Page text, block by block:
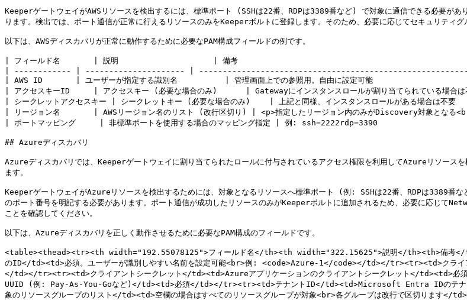
KeeperゲートウェイがAWSリソースを検出するには、標準ポート (SSHは22番、RDPは3389番など) で対象に通信できる必要があ
ります。検出では、ポート通信が正常に行えるリソースのみをKeeperボルトに登録します。そのため、必要に応じてセキュリティグ
以下は、AWSディスカバリが正常に動作するために必要なPAM構成フィールドの例です。
| フィールド名       | 説明                    | 備考
| ------------ | --------------------- |
| AWS ID       | ユーザーが指定する識別名          | 管理画面上での参照用。自由に設定可能
| アクセスキーID     | アクセスキー (必要な場合のみ)      | Gatewayにインスタンスロールが割り当てられ
| シークレットアクセスキー | シークレットキー (必要な場合のみ)    | 上記と同様、インスタンスロール
| リージョン名       | AWSリージョン名のリスト (改行区切り) | <p>指定したリージョン内のみがDiscovery対象と
| ポートマッピング     | 非標準ポートを使用する場合のマッピング指定 | 例: ssh=2222rdp=3390
## Azureディスカバリ
Azureディスカバリでは、Keeperゲートウェイに割り当てられたロールに付与されているアクセス権限を利用してAzureリソース
ます。
KeeperゲートウェイがAzureリソースを検出するためには、対象となるリソースへ標準ポート (例: SSHは22番、RDPは3389番
のポート番号を明記する必要があります。ポート通信が成功したリソースのみがKeeperボルトに追加されるため、必要に応じ
ことを確認してください。
以下は、Azureディスカバリを正しく動作させるために必要なPAM構成のフィールドです。
<table><thead><tr><th width="192.55078125">フィールド名</th><th width="322.15625">説明</th><th>備考
のID</td><td>必須。ユーザーが識別しやすい名前を設定可能<br>例: <code>Azure-1</code></td></tr><tr><td>クラ
</td></tr><tr><td>クライアントシークレット</td><td>Azureアプリケーションのクライアントシークレット</td><td>
UUID (例: Pay-As-You-Goなど)</td><td>必須</td></tr><tr><td>テナントID</td><td>Microsoft Entra IDのテナ
象のリソースグループのリスト</td><td>空欄の場合はすべてのリソースグループが対象<br>各グループは改行で区切りま